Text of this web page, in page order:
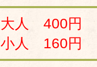
大人 400円
小人 160円